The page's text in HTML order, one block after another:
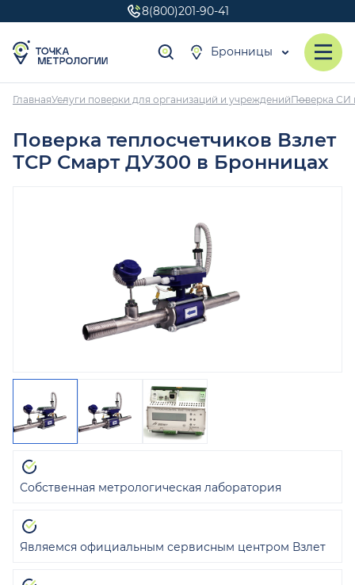
8(800)201-90-41
Бронницы
ГлавнаяУслуги поверки для организаций и учрежденийПоверка СИ
Поверка теплосчетчиков Взлет
ТСР Смарт ДУ300 в Бронницах
Собственная метрологическая лаборатория
Являемся официальным сервисным центром Взлет